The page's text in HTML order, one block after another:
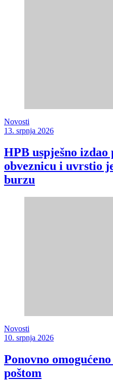
Novosti
13. srpnja 2026
HPB uspješno
obveznicu i uvrstio
burzu
Novosti
10. srpnja 2026
Ponovno
poštom